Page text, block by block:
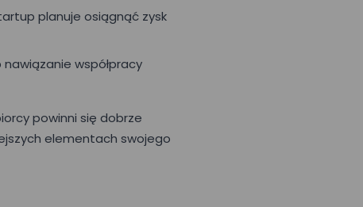
planuje osiągnąć zysk
współpracy
powinni się dobrze
elementach swojego